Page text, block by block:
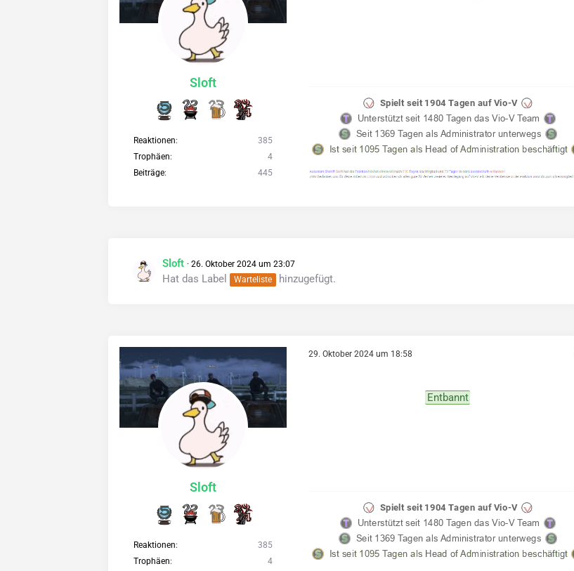
Sloft
Reaktionen
385
Trophäen
4
Beiträge
445
Sloft 26. Oktober 2024 um 23:07
Hat das Label Warteliste hinzugefügt.
Sloft
Reaktionen
385
Trophäen
4
29. Oktober 2024 um 18:58
Entbannt